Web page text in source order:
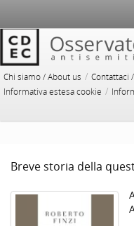
Chi siamo / About us / Contattaci
Informativa estesa cookie /
Breve storia della